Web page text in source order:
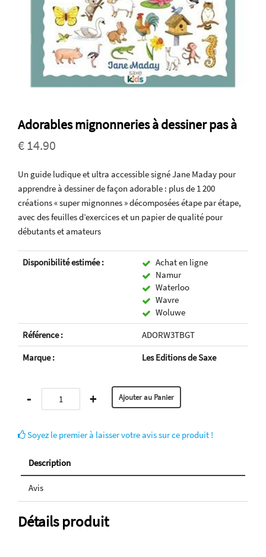
Adorables mignonneries à dessiner pas à
€ 14.90
Un guide ludique et ultra accessible signé Jane Maday pour
apprendre à dessiner de façon adorable : plus de 1 200
créations « super mignonnes » décomposées étape par étape,
avec des feuilles d’exercices et un papier de qualité pour
débutants et amateurs
Disponibilité estimée :
Achat en ligne
Namur
Waterloo
Wavre
Woluwe
Référence :
ADORW3TBGT
Marque :
Les Editions de Saxe
- +
Soyez le premier à laisser votre avis sur ce produit !
Description
Avis
Détails produit